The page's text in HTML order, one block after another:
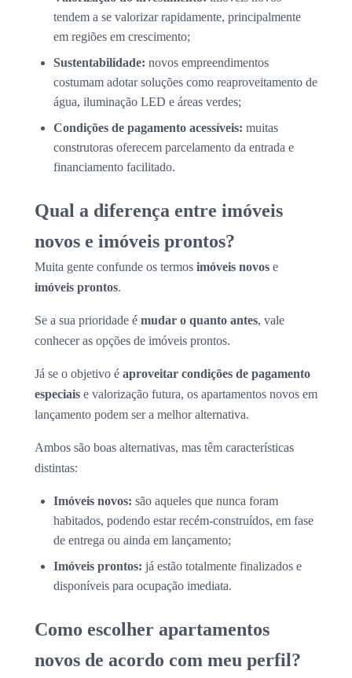
tendem a se valorizar rapidamente, principalmente
em regiões em crescimento;
Sustentabilidade: novos empreendimentos
costumam adotar soluções como reaproveitamento de
água, iluminação LED e áreas verdes;
Condições de pagamento acessíveis: muitas
construtoras oferecem parcelamento da entrada e
financiamento facilitado.
Qual a diferença entre imóveis
novos e imóveis prontos?
Muita gente confunde os termos imóveis novos e
imóveis prontos.
Se a sua prioridade é mudar o quanto antes, vale
conhecer as opções de imóveis prontos.
Já se o objetivo é aproveitar condições de pagamento
especiais e valorização futura, os apartamentos novos em
lançamento podem ser a melhor alternativa.
Ambos são boas alternativas, mas têm características
distintas:
Imóveis novos: são aqueles que nunca foram
habitados, podendo estar recém-construídos, em fase
de entrega ou ainda em lançamento;
Imóveis prontos: já estão totalmente finalizados e
disponíveis para ocupação imediata.
Como escolher apartamentos
novos de acordo com meu perfil?